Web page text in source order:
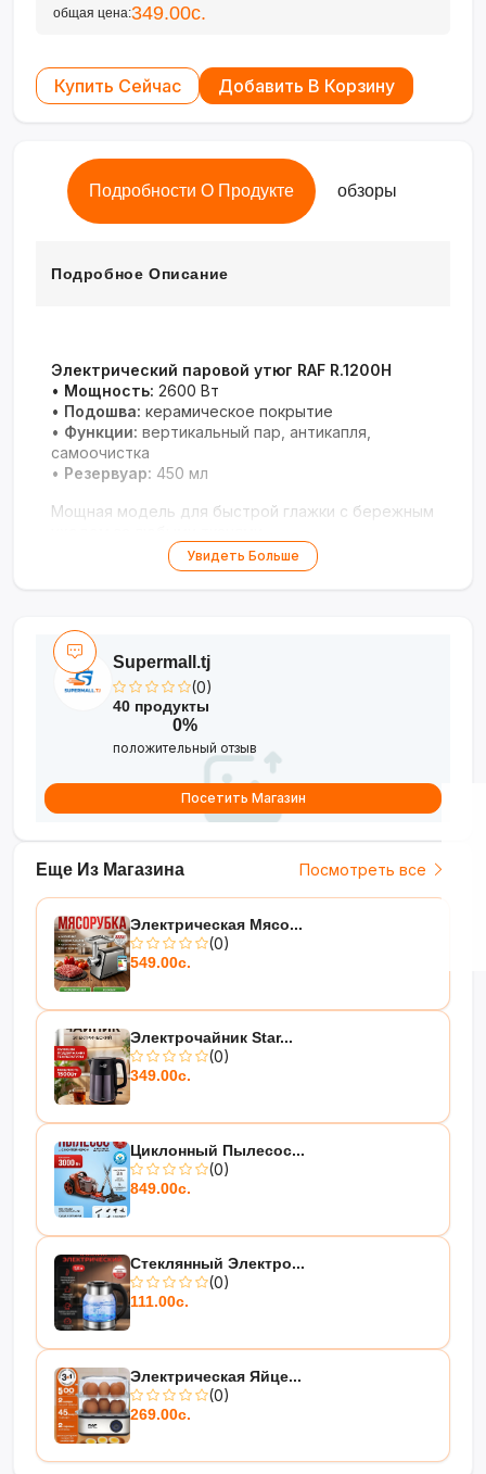
общая цена:349.00с.
Купить Сейчас Добавить В Корзину
Подробности О Продукте обзоры
Подробное Описание
Электрический паровой утюг RAF R.1200H
• Мощность: 2600 Вт
• Подошва: керамическое покрытие
• Функции: вертикальный пар, антикапля,
самоочистка
• Резервуар: 450 мл
Мощная модель для быстрой глажки с бережным
Увидеть Больше
Еще Из Магазина Посмотреть все
Электрическая Мясо...
(0)
549.00с.
Электрочайник Star...
(0)
349.00с.
Циклонный Пылесос...
(0)
849.00с.
Стеклянный Электро...
(0)
111.00с.
Электрическая Яйце...
(0)
269.00с.
Supermall.tj
(0)
40 продукты
0%
положительный отзыв
Посетить Магазин